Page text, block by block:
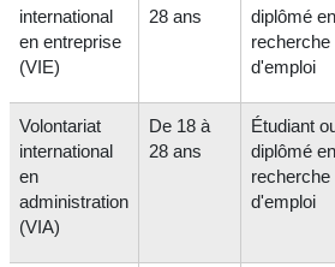
international
en entreprise
(VIE)
28 ans
diplômé en
recherche
d'emploi
Volontariat
international
en
administration
(VIA)
De 18 à
28 ans
Étudiant
diplômé en
recherche
d'emploi